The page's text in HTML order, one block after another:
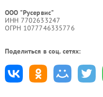
ООО "Русервис"
ИНН 7702633247
ОГРН 1077746335776
Поделиться в соц. сетях: